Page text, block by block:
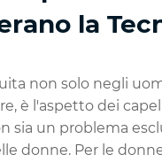
la
non solo negli
è l'aspetto dei
sia un problema
donne. Per le